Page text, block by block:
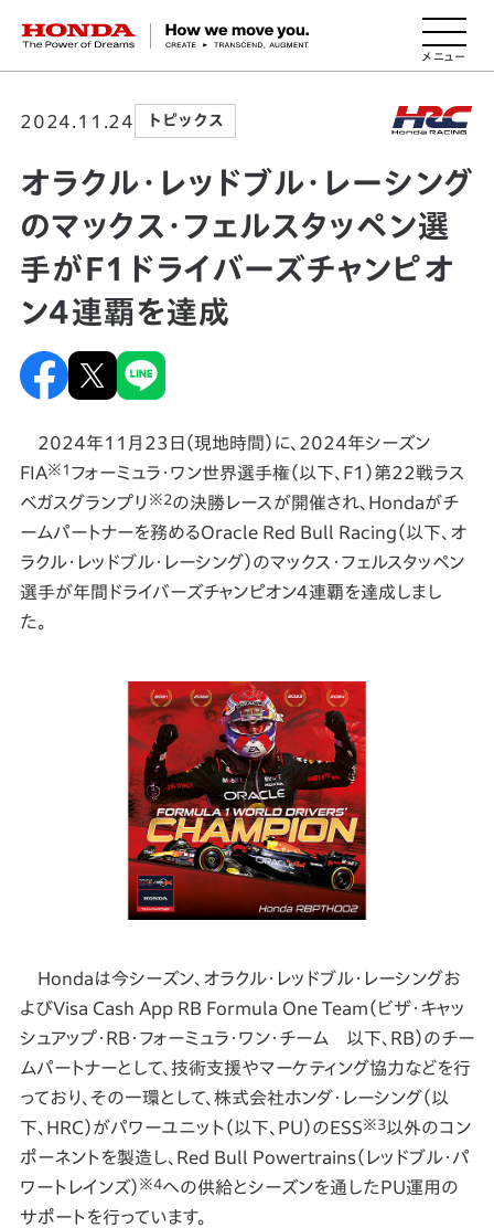
HONDA The Power of Dreams
2024.11.24 トピックス
オラクル・レッドブル・レーシング
のマックス・フェルスタッペン選
手がF1ドライバーズチャンピオ
ン4連覇を達成
2024年11月23日（現地時間）に、2024年シーズン
FIA※1 フォーミュラ・ワン世界選手権（以下、F1）第22戦ラス
ベガスグランプリ ※2の決勝レースが開催され、Hondaがチ
ームパートナーを務めるOracle Red Bull Racing（以下、オ
ラクル・レッドブル・レーシング）のマックス・フェルスタッペン
選手が年間ドライバーズチャンピオン４連覇を達成しまし
た。
Hondaは今シーズン、オラクル・レッドブル・レーシングお
よびVisa Cash App RB Formula One Team（ビザ・キャッ
シュアップ・RB・フォーミュラ・ワン・チーム 以下、RB）のチー
ムパートナーとして、技術支援やマーケティング協力などを行
っており、その一環として、株式会社ホンダ・レーシング（以
下、HRC）がパワーユニット（以下、PU）のESS※3以外のコン
ポーネントを製造し、Red Bull Powertrains（レッドブル・パ
ワートレインズ） ※4への供給とシーズンを通したPU運用の
サポートを行っています。